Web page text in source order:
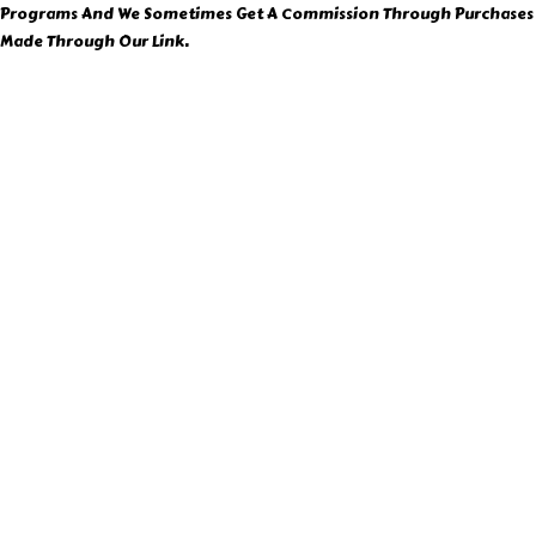
Programs And We Sometimes Get A Commission Through Purchases
Made Through Our Link.